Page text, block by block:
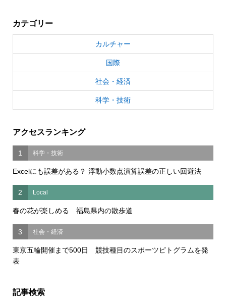
カテゴリー
カルチャー
国際
社会・経済
科学・技術
アクセスランキング
1 科学・技術
Excelにも誤差がある？ 浮動小数点演算誤差の正しい回避法
2 Local
春の花が楽しめる 福島県内の散歩道
3 社会・経済
東京五輪開催まで500日 競技種目のスポーツピトグラムを発
表
記事検索